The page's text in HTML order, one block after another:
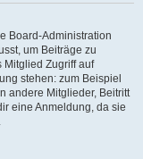
Board-Administration
um Beiträge zu
Mitglied Zugriff auf
stehen: zum Beispiel
andere Mitglieder, Beitritt
eine Anmeldung, da sie